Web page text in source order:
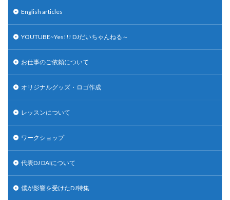
English articles
YOUTUBE~Yes!!! DJだいちゃんねる～
お仕事のご依頼について
オリジナルグッズ・ロゴ作成
レッスンについて
ワークショップ
代表DJ DAIについて
僕が影響を受けたDJ特集